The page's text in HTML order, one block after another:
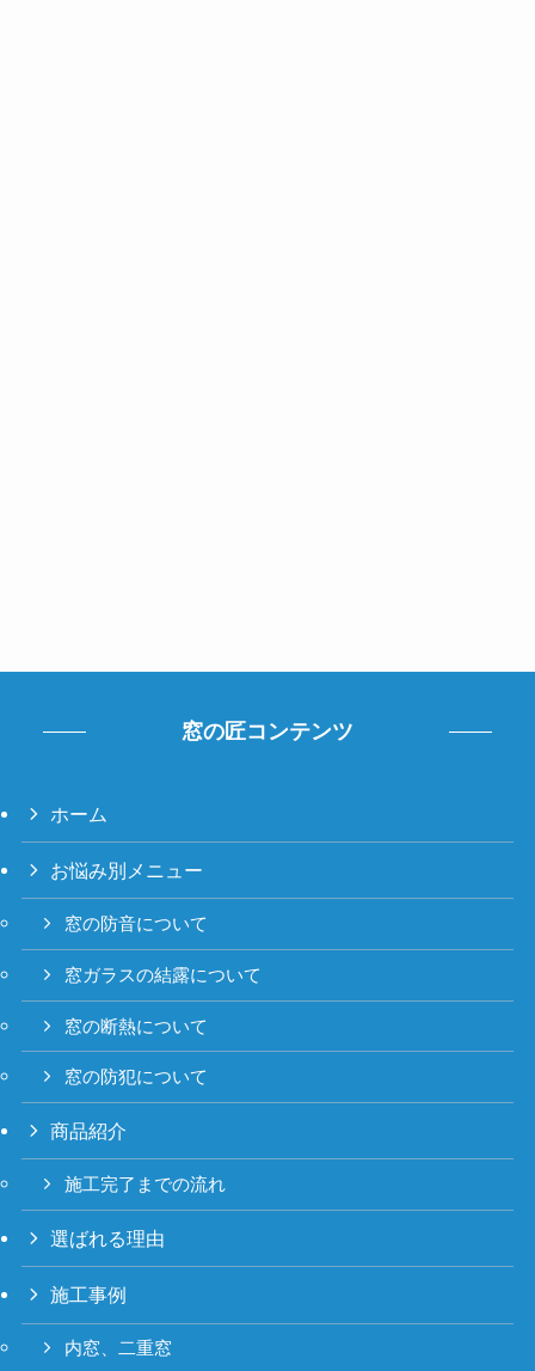
窓の匠コンテンツ
ホーム
お悩み別メニュー
窓の防音について
窓ガラスの結露について
窓の断熱について
窓の防犯について
商品紹介
施工完了までの流れ
選ばれる理由
施工事例
内窓、二重窓